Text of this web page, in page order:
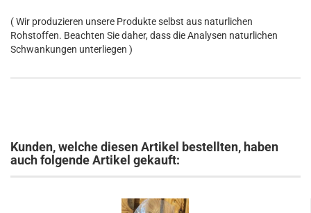
( Wir produzieren unsere Produkte selbst aus naturlichen
Rohstoffen. Beachten Sie daher, dass die Analysen naturlichen
Schwankungen unterliegen )
Kunden, welche diesen Artikel bestellten, haben
auch folgende Artikel gekauft: